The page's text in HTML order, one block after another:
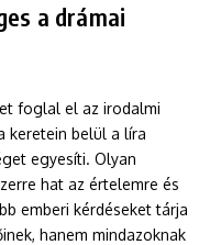
a drámai
foglal el az irodalmi
keretein belül a líra
egyesíti. Olyan
hat az értelemre és
emberi kérdéseket tárja
hanem mindazoknak